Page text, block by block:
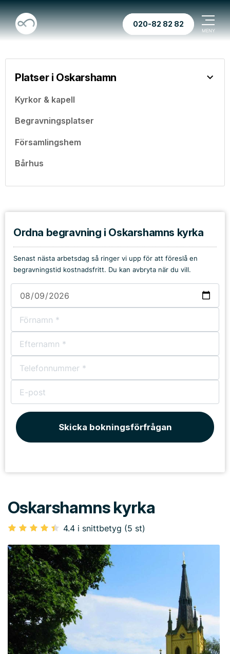
020-82 82 82
Platser i Oskarshamn
Kyrkor & kapell
Begravningsplatser
Församlingshem
Bårhus
Ordna begravning i Oskarshamns kyrka
Senast nästa arbetsdag så ringer vi upp för att föreslå en
begravningstid kostnadsfritt. Du kan avbryta när du vill.
Skicka bokningsförfrågan
Oskarshamns kyrka
4.4 i snittbetyg (5 st)